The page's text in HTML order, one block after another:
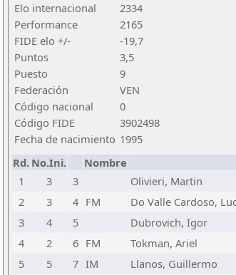
Elo internacional
2334
Performance
2165
FIDE elo +/-
-19,7
Puntos
3,5
Puesto
9
Federación
VEN
Código nacional
0
Código FIDE
3902498
Fecha de nacimiento 1995
Rd. No.Ini. Nombre
1
3 3 Olivieri, Martin
2
3 4 FM Do Valle Cardoso,
3
4 5 Dubrovich, Igor
4
2 6 FM Tokman, Ariel
5
5 7 IM Llanos, Guillermo